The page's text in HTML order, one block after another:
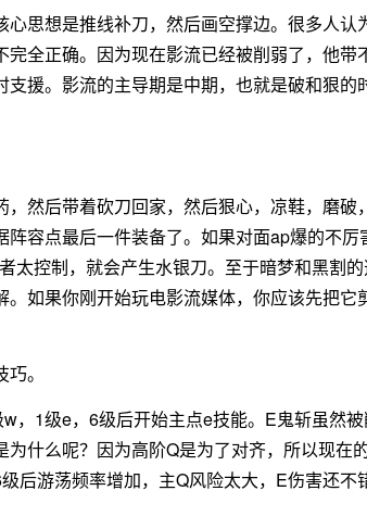
心思想是推线补刀，然后画空撑边。很多人
完全正确。因为现在影流已经被削弱了，他带
支援。影流的主导期是中期，也就是破和狠的
，然后带着砍刀回家，然后狠心，凉鞋，磨
阵容点最后一件装备了。如果对面ap爆的不
太控制，就会产生水银刀。至于暗梦和黑割
。如果你刚开始玩电影流媒体，你应该先把它
。
，1级e，6级后开始主点e技能。E鬼斩虽然被
为什么呢？因为高阶Q是为了对齐，所以现在
后游荡频率增加，主Q风险太大，E伤害还不